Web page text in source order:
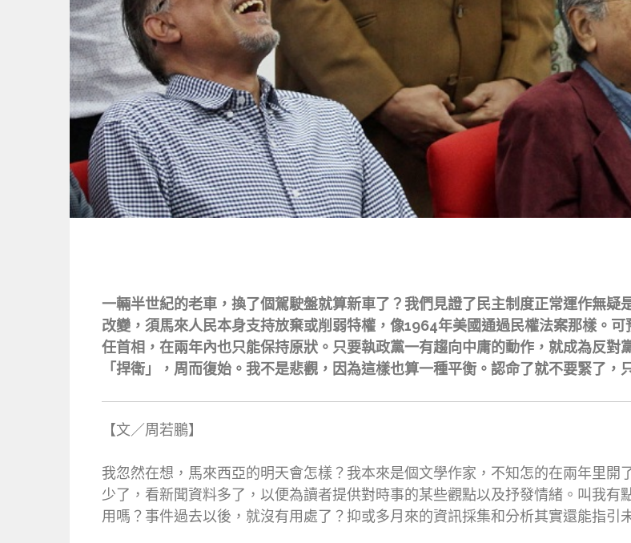
一輛半世紀的老車，換了個駕駛盤就算新車了？我們見證了民主制度正常運作無
改變，須馬來人民本身支持放棄或削弱特權，像1964年美國通過民權法案那樣。
任首相，在兩年內也只能保持原狀。只要執政黨一有趨向中庸的動作，就成為反
「捍衛」，周而復始。我不是悲觀，因為這樣也算一種平衡。認命了就不要緊了
【文／周若鵬】
我忽然在想，馬來西亞的明天會怎樣？我本來是個文學作家，不知怎的在兩年里
少了，看新聞資料多了，以便為讀者提供對時事的某些觀點以及抒發情緒。叫我
用嗎？事件過去以後，就沒有用處了？抑或多月來的資訊採集和分析其實還能指引